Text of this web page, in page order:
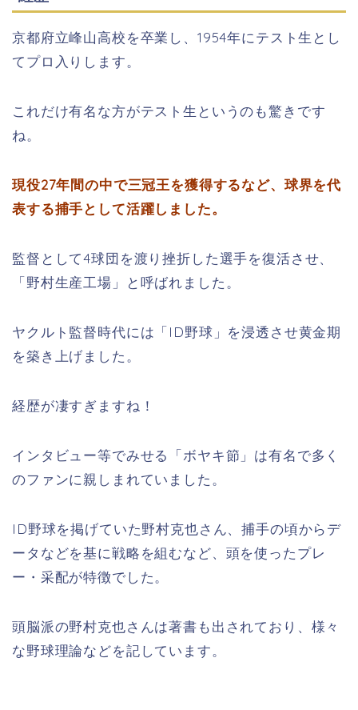
京都府立峰山高校を卒業し、 1954年にテスト生とし
てプロ入りします。
これだけ有名な方がテスト生というのも驚きです
ね。
現役27年間の中で三冠王を獲得するなど、球界を代
表する捕手として活躍しました。
監督として4球団を渡り挫折した選手を復活させ、
「野村生産工場」と呼ばれました。
ヤクルト監督時代には「ID野球」を浸透させ黄金期
を築き上げました。
経歴が凄すぎますね！
インタビュー等でみせる「ボヤキ節」は有名で多く
のファンに親しまれていました。
ID野球を掲げていた野村克也さん、捕手の頃からデ
ータなどを基に戦略を組むなど、頭を使ったプレ
ー・采配が特徴でした。
頭脳派の野村克也さんは著書も出されており、様々
な野球理論などを記しています。